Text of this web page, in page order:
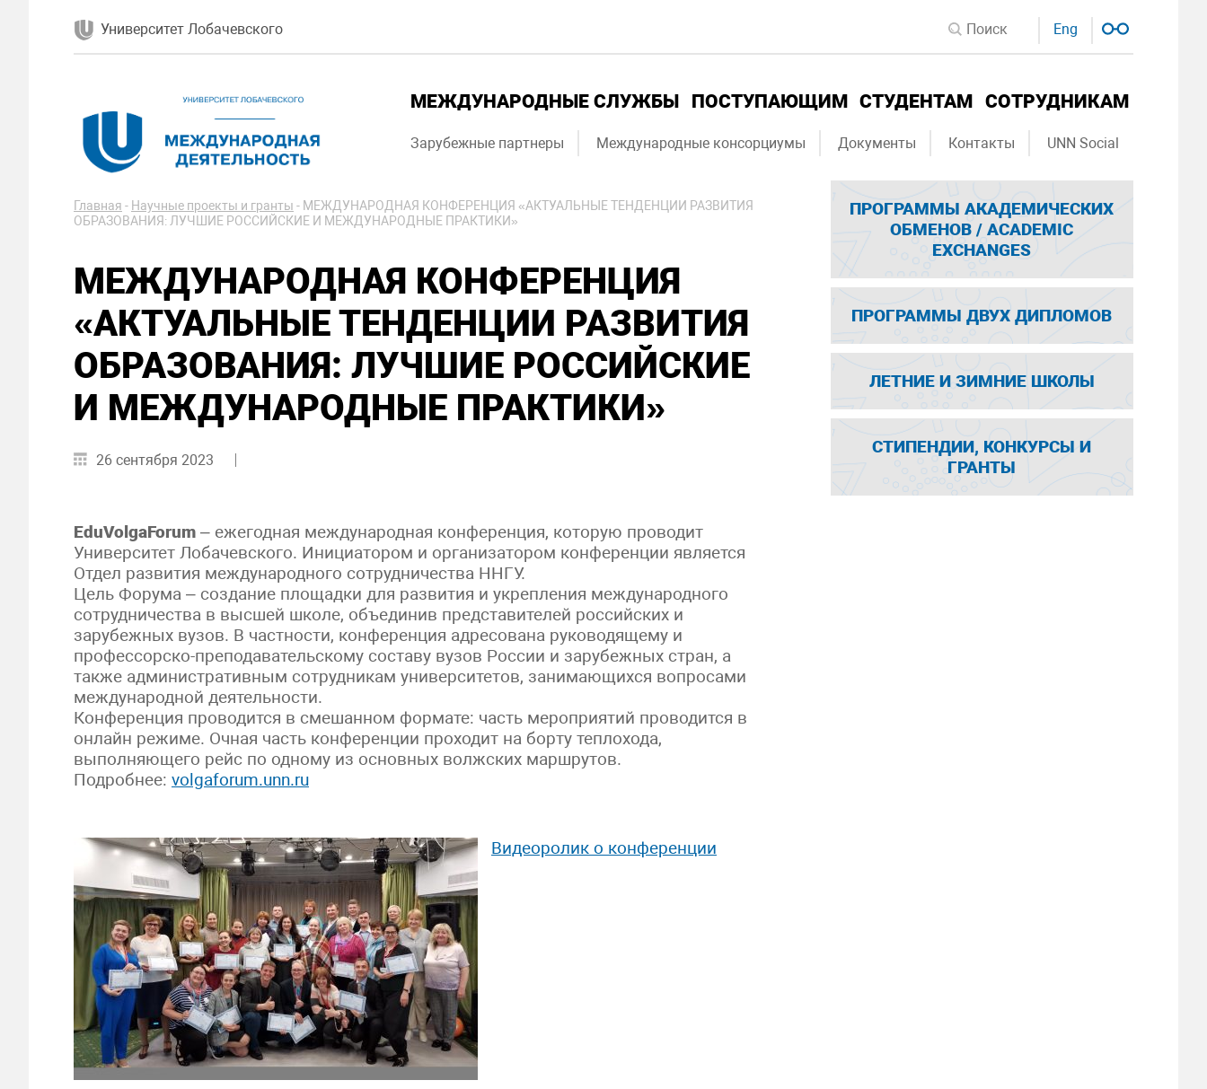
Университет Лобачевского Eng
МЕЖДУНАРОДНЫЕ СЛУЖБЫ ПОСТУПАЮЩИМ СТУДЕНТАМ СОТРУДНИКАМ
Зарубежные партнеры Международные консорциумы Документы Контакты UNN Social
Главная - Научные проекты и гранты - МЕЖДУНАРОДНАЯ КОНФЕРЕНЦИЯ «АКТУАЛЬНЫЕ ТЕНДЕНЦИИ РАЗВИТИЯ
ОБРАЗОВАНИЯ: ЛУЧШИЕ РОССИЙСКИЕ И МЕЖДУНАРОДНЫЕ ПРАКТИКИ»
МЕЖДУНАРОДНАЯ КОНФЕРЕНЦИЯ
«АКТУАЛЬНЫЕ ТЕНДЕНЦИИ РАЗВИТИЯ
ОБРАЗОВАНИЯ: ЛУЧШИЕ РОССИЙСКИЕ
И МЕЖДУНАРОДНЫЕ ПРАКТИКИ»
26 сентября 2023
EduVolgaForum – ежегодная международная конференция, которую проводит
Университет Лобачевского. Инициатором и организатором конференции является
Отдел развития международного сотрудничества ННГУ.
Цель Форума – создание площадки для развития и укрепления международного
сотрудничества в высшей школе, объединив представителей российских и
зарубежных вузов. В частности, конференция адресована руководящему и
профессорско-преподавательскому составу вузов России и зарубежных стран, а
также административным сотрудникам университетов, занимающихся вопросами
международной деятельности.
Конференция проводится в смешанном формате: часть мероприятий проводится в
онлайн режиме. Очная часть конференции проходит на борту теплохода,
выполняющего рейс по одному из основных волжских маршрутов.
Подробнее: volgaforum.unn.ru
Видеоролик о конференции
ПРОГРАММЫ АКАДЕМИЧЕСКИХ
ОБМЕНОВ / ACADEMIC
EXCHANGES
ПРОГРАММЫ ДВУХ ДИПЛОМОВ
ЛЕТНИЕ И ЗИМНИЕ ШКОЛЫ
СТИПЕНДИИ, КОНКУРСЫ И
ГРАНТЫ